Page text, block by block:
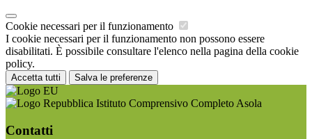
Cookie necessari per il funzionamento
I cookie necessari per il funzionamento non possono essere
disabilitati. È possibile consultare l'elenco nella pagina della cookie
policy.
Accetta tutti Salva le preferenze
Istituto Comprensivo Completo Asola
Contatti